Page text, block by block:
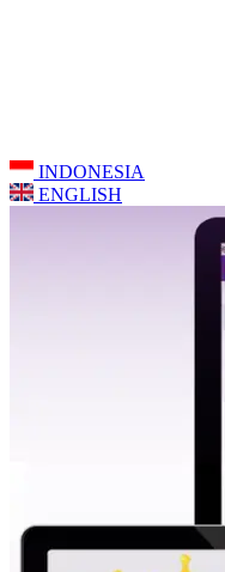
INDONESIA
ENGLISH